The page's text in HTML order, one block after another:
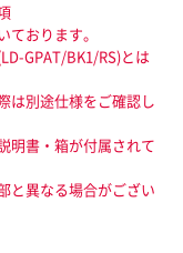
おります。
GPAT/BK1/RS)とは
は別途仕様をご確認し
明書・箱が付属されて
と異なる場合がござい